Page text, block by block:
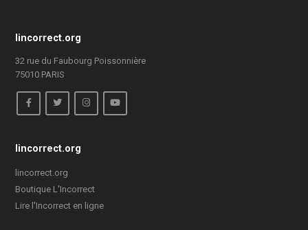
lincorrect.org
32 rue du Faubourg Poissonnière
75010 PARIS
lincorrect.org
lincorrect.org
Boutique L'Incorrect
Lire l'Incorrect en ligne